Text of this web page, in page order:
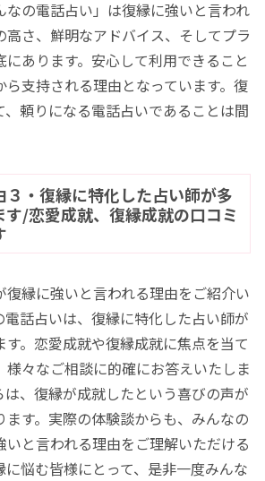
なの電話占い」は復縁に強いと言われ
高さ、鮮明なアドバイス、そしてプラ
あります。安心して利用できること
支持される理由となっています。復
頼りになる電話占いであることは間
３・復縁に特化した占い師が多
す/恋愛成就、復縁成就の口コミ
復縁に強いと言われる理由をご紹介い
電話占いは、復縁に特化した占い師が
。恋愛成就や復縁成就に焦点を当て
様々なご相談に的確にお答えいたしま
は、復縁が成就したという喜びの声が
ます。実際の体験談からも、みんなの
いと言われる理由をご理解いただける
に悩む皆様にとって、是非一度みんな